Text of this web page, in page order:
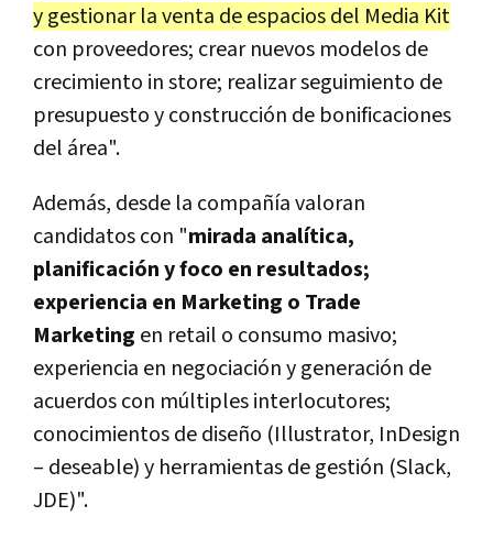
y gestionar la venta de espacios del Media Kit
con proveedores; crear nuevos modelos de
crecimiento in store; realizar seguimiento de
presupuesto y construcción de bonificaciones
del área".
Además, desde la compañía valoran
candidatos con "mirada analítica,
planificación y foco en resultados;
experiencia en Marketing o Trade
Marketing en retail o consumo masivo;
experiencia en negociación y generación de
acuerdos con múltiples interlocutores;
conocimientos de diseño (Illustrator, InDesign
– deseable) y herramientas de gestión (Slack,
JDE)".